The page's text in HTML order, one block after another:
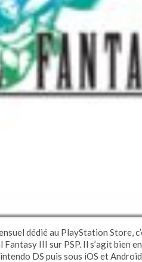
dédié au PlayStation Store,
III sur PSP. Il s’agit bien
DS puis sous iOS et